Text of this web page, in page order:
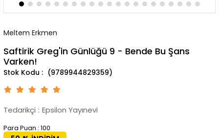
Meltem Erkmen
Saftirik Greg'in Günlüğü 9 - Bende Bu Şans
Varken!
(9789944829359)
Tedarikçi : Epsilon Yayınevi
Para Puan : 100